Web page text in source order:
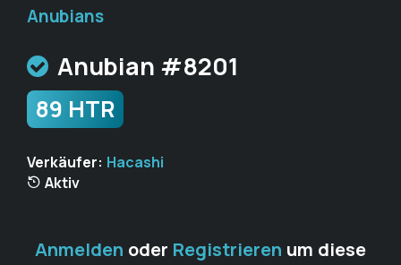
Anubians
Anubian #8201
89 HTR
Verkäufer: Hacashi
Aktiv
Anmelden oder Registrieren um diese